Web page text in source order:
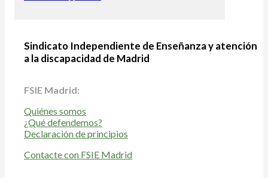
Sindicato Independiente de Enseñanza y atención
a la discapacidad de Madrid
FSIE Madrid:
Quiénes somos
¿Qué defendemos?
Declaración de principios
Contacte con FSIE Madrid